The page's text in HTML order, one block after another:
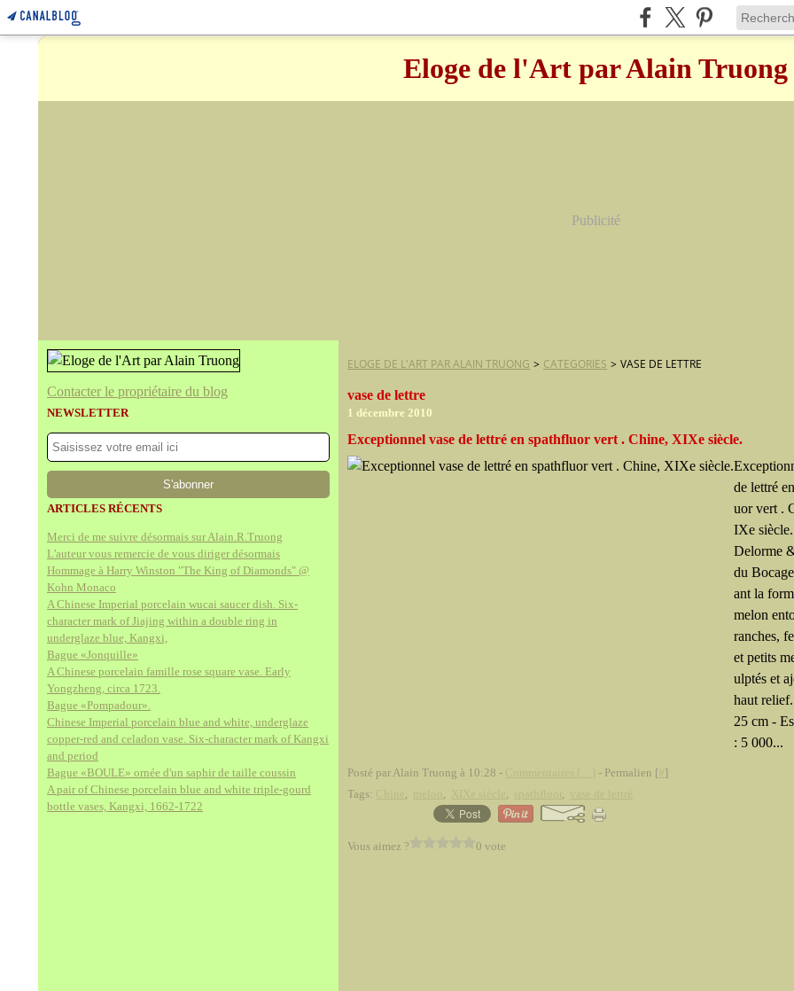
Eloge de l'Art par Alain Truong
Publicité
Contacter le propriétaire du blog
NEWSLETTER
ARTICLES RÉCENTS
Merci de me suivre désormais sur Alain.R.Truong
L'auteur vous remercie de vous diriger désormais
Hommage à Harry Winston "The King of Diamonds" @
Kohn Monaco
A Chinese Imperial porcelain wucai saucer dish. Six-
character mark of Jiajing within a double ring in
underglaze blue, Kangxi,
Bague «Jonquille»
A Chinese porcelain famille rose square vase. Early
Yongzheng, circa 1723.
Bague «Pompadour».
Chinese Imperial porcelain blue and white, underglaze
copper-red and celadon vase. Six-character mark of Kangxi
and period
Bague «BOULE» ornée d'un saphir de taille coussin
A pair of Chinese porcelain blue and white triple-gourd
bottle vases, Kangxi, 1662-1722
ELOGE DE L'ART PAR ALAIN TRUONG > CATEGORIES > VASE DE LETTRE
vase de lettre
1 décembre 2010
Exceptionnel vase de lettré en spathfluor vert . Chine, XIXe siècle.
de lettré
uor vert .
IXe
Delorme
du
ant la
melon
ranches,
et petits
ulptés et
haut
25 cm -
: 5 000...
Posté par Alain Truong à 10:28 - - Permalien [ ]
Tags:
, , , ,
Vous aimez ? 0 vote